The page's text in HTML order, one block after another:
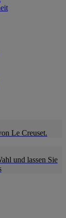
Le Creuset.
und lassen Sie